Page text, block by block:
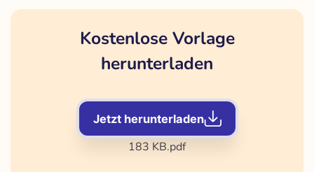
Kostenlose Vorlage
herunterladen
Jetzt herunterladen
183 KB.pdf